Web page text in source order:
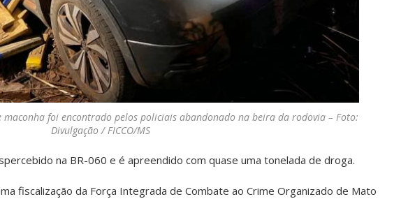
maconha foi encontrado pelos policiais abandonado na beira da rodovia – Foto:
Divulgação / FICCO/MS
na BR-060 e é apreendido com quase uma tonelada de droga.
fiscalização da Força Integrada de Combate ao Crime Organizado de Mato